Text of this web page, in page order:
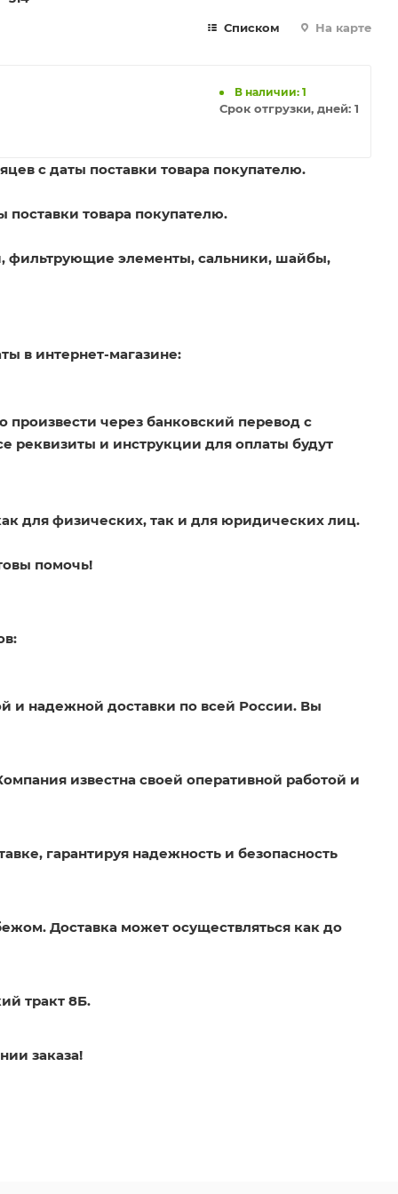
Списком На карте
В наличии: 1
Срок отгрузки, дней: 1
с даты поставки товара покупателю.
поставки товара покупателю.
фильтрующие элементы, сальники, шайбы,
в интернет-магазине:
произвести через банковский перевод с
реквизиты и инструкции для оплаты будут
для физических, так и для юридических лиц.
помочь!
и надежной доставки по всей России. Вы
известна своей оперативной работой и
гарантируя надежность и безопасность
Доставка может осуществляться как до
тракт 8Б.
заказа!